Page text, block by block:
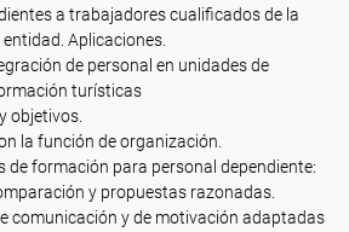
a trabajadores cualificados de la
Aplicaciones.
de personal en unidades de
turísticas
objetivos.
la función de organización.
de formación para personal dependiente:
y propuestas razonadas.
comunicación y de motivación adaptadas